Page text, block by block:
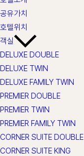
공유가치
호텔위치
객실
DELUXE DOUBLE
DELUXE TWIN
DELUXE FAMILY TWIN
PREMIER DOUBLE
PREMIER TWIN
PREMIER FAMILY TWIN
CORNER SUITE DOUBLE
CORNER SUITE KING